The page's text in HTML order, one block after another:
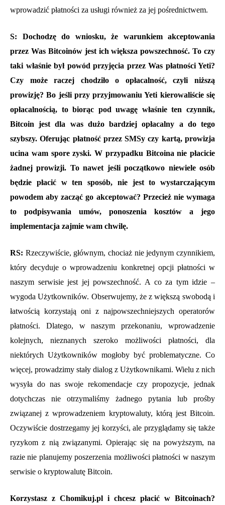
wprowadzić płatności za usługi również za jej pośrednictwem.
S: Dochodzę do wniosku, że warunkiem akceptowania
przez Was Bitcoinów jest ich większa powszechność. To czy
taki właśnie był powód przyjęcia przez Was płatności Yeti?
Czy może raczej chodziło o opłacalność, czyli niższą
prowizję? Bo jeśli przy przyjmowaniu Yeti kierowaliście się
opłacalnością, to biorąc pod uwagę właśnie ten czynnik,
Bitcoin jest dla was dużo bardziej opłacalny a do tego
szybszy. Oferując płatność przez SMSy czy kartą, prowizja
ucina wam spore zyski. W przypadku Bitcoina nie płacicie
żadnej prowizji. To nawet jeśli początkowo niewiele osób
będzie płacić w ten sposób, nie jest to wystarczającym
powodem aby zacząć go akceptować? Przecież nie wymaga
to podpisywania umów, ponoszenia kosztów a jego
implementacja zajmie wam chwilę.
RS: Rzeczywiście, głównym, chociaż nie jedynym czynnikiem,
który decyduje o wprowadzeniu konkretnej opcji płatności w
naszym serwisie jest jej powszechność. A co za tym idzie –
wygoda Użytkowników. Obserwujemy, że z większą swobodą i
łatwością korzystają oni z najpowszechniejszych operatorów
płatności. Dlatego, w naszym przekonaniu, wprowadzenie
kolejnych, nieznanych szeroko możliwości płatności, dla
niektórych Użytkowników mogłoby być problematyczne. Co
więcej, prowadzimy stały dialog z Użytkownikami. Wielu z nich
wysyła do nas swoje rekomendacje czy propozycje, jednak
dotychczas nie otrzymaliśmy żadnego pytania lub prośby
związanej z wprowadzeniem kryptowaluty, którą jest Bitcoin.
Oczywiście dostrzegamy jej korzyści, ale przyglądamy się także
ryzykom z nią związanymi. Opierając się na powyższym, na
razie nie planujemy poszerzenia możliwości płatności w naszym
serwisie o kryptowalutę Bitcoin.
Korzystasz z Chomikuj.pl i chcesz płacić w Bitcoinach?